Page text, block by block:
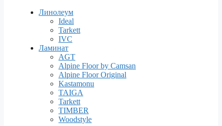
Линолеум
Ideal
Tarkett
IVC
Ламинат
AGT
Alpine Floor by Camsan
Alpine Floor Original
Kastamonu
TAIGA
Tarkett
TIMBER
Woodstyle